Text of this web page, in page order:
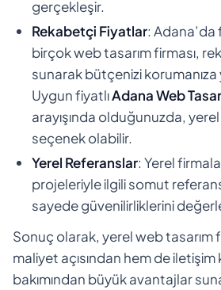
gerçekleşir.
Rekabetçi Fiyatlar:
birçok web tasarım firması,
sunarak bütçenizi korumanıza
Uygun fiyatlıAdana Web
arayışında olduğunuzda,
seçenek olabilir.
Yerel Referanslar: Yerel
projeleriyle ilgili somut
sayede güvenilirliklerini
Sonuç olarak, yerel web tasarım
maliyet açısından hem de iletişim
bakımından büyük avantajlar